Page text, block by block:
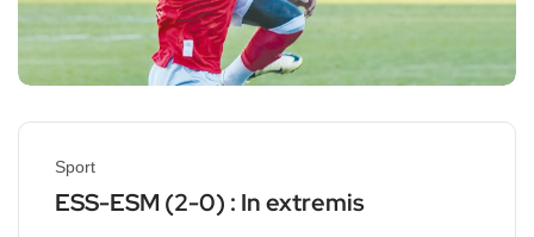
Sport
ESS-ESM (2-0) : In extremis